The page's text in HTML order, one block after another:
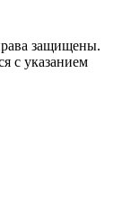
защищены.
с указанием